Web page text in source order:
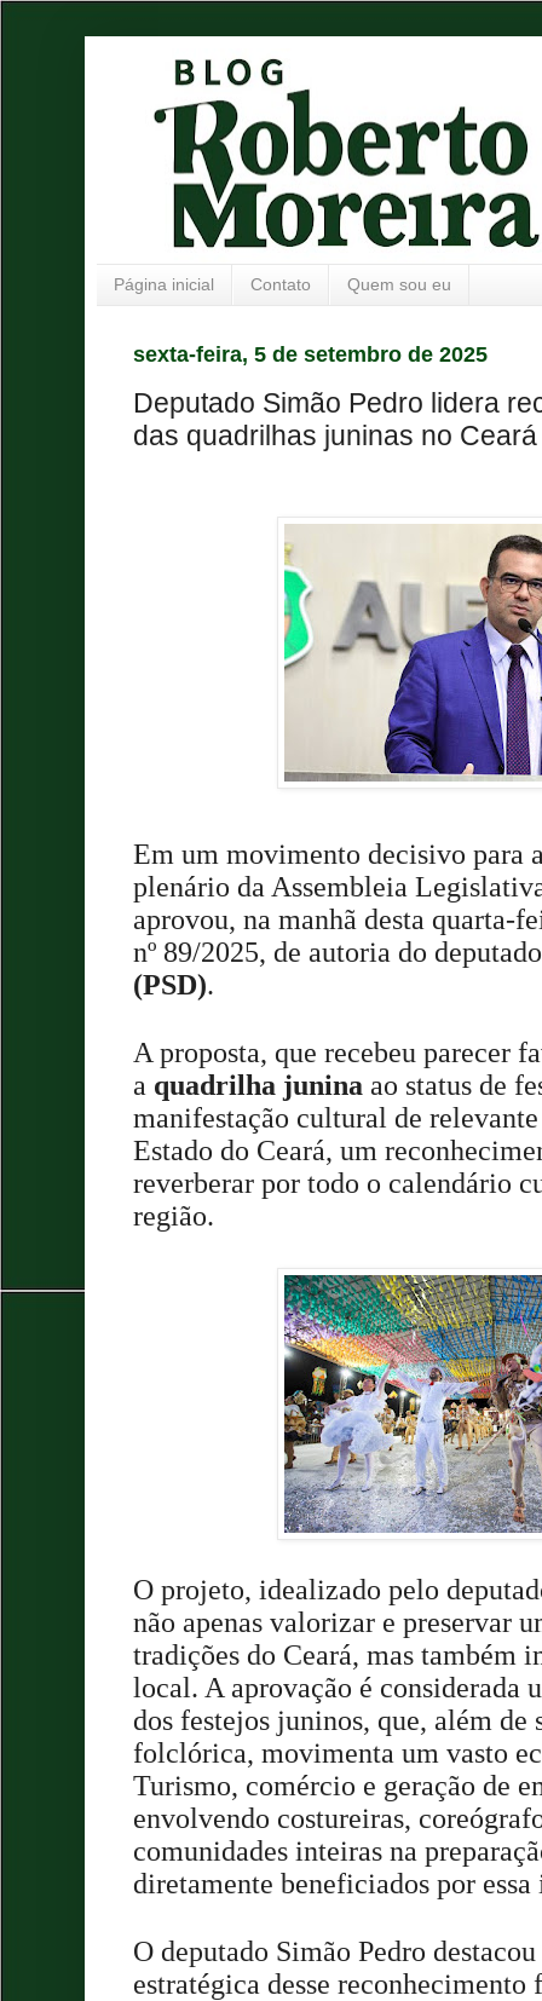
Página inicial Contato Quem sou eu
sexta-feira, 5 de setembro de 2025
Deputado Simão Pedro lidera
das quadrilhas juninas no Ceará
Em um movimento decisivo para
plenário da Assembleia
aprovou, na manhã desta quarta-
nº 89/2025, de autoria do
(PSD).
A proposta, que recebeu parecer
a quadrilha junina ao status de
manifestação cultural de
Estado do Ceará, um
reverberar por todo o calendário
região.
O projeto, idealizado pelo
não apenas valorizar e preservar
tradições do Ceará, mas também
local. A aprovação é considerada
dos festejos juninos, que, além de
folclórica, movimenta um vasto
Turismo, comércio e geração de
envolvendo costureiras,
comunidades inteiras na
diretamente beneficiados por
O deputado Simão Pedro
estratégica desse reconhecimento